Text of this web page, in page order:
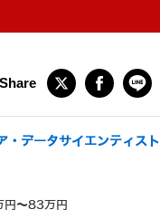
・データサイエンティスト
円～83万円